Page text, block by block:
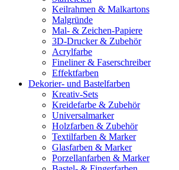
Keilrahmen & Malkartons
Malgründe
Mal- & Zeichen-Papiere
3D-Drucker & Zubehör
Acrylfarbe
Fineliner & Faserschreiber
Effektfarben
Dekorier- und Bastelfarben
Kreativ-Sets
Kreidefarbe & Zubehör
Universalmarker
Holzfarben & Zubehör
Textilfarben & Marker
Glasfarben & Marker
Porzellanfarben & Marker